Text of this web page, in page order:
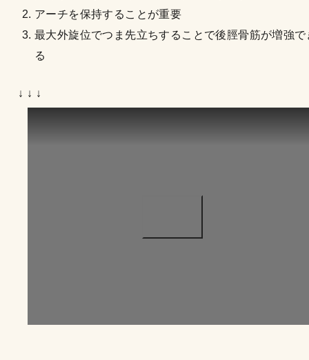
アーチを保持することが重要
最大外旋位でつま先立ちすることで後脛骨筋が増強で
る
↓ ↓ ↓